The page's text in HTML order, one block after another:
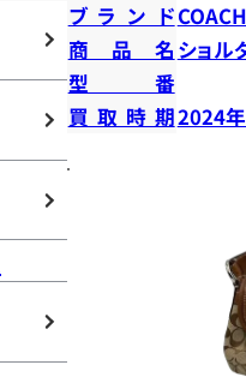
ブランドCOACH
商品名 ショル
型番
買取時期2024